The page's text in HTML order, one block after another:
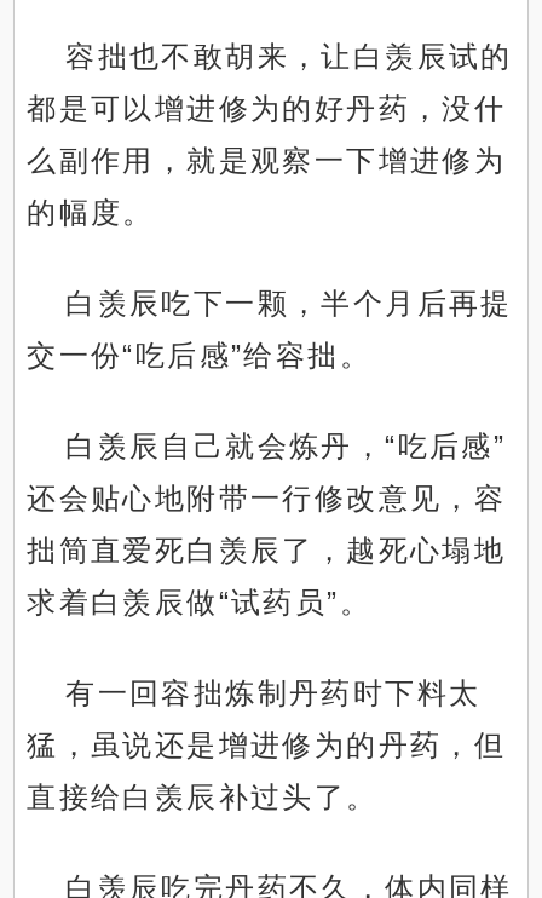
容拙也不敢胡来，让白羡辰试的
都是可以增进修为的好丹药，没什
么副作用，就是观察一下增进修为
的幅度。
白羡辰吃下一颗，半个月后再提
交一份“吃后感”给容拙。
白羡辰自己就会炼丹，“吃后感”
还会贴心地附带一行修改意见，容
拙简直爱死白羡辰了，越死心塌地
求着白羡辰做“试药员”。
有一回容拙炼制丹药时下料太
猛，虽说还是增进修为的丹药，但
直接给白羡辰补过头了。
白羡辰吃完丹药不久，体内同样